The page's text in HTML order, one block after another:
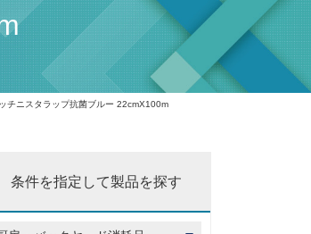
チニスタラップ抗菌ブルー 22cmX100m
条件を指定して製品を探す